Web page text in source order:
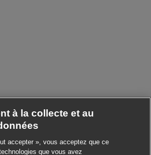
à la collecte et au
accepter », vous acceptez que ce
que vous avez